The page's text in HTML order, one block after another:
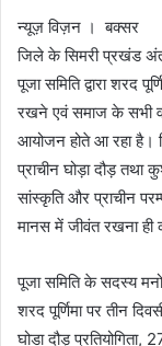
न्यूज़ विज़न । बक्सर
जिले के सिमरी प्रखंड
पूजा समिति द्वारा शरद
रखने एवं समाज के सभी
आयोजन होते आ रहा है।
प्राचीन घोड़ा दौड़
सांस्कृति और प्राचीन
मानस में जीवंत रखना ही
पूजा समिति के सदस्य
शरद पूर्णिमा पर तीन
घोडा दौड़